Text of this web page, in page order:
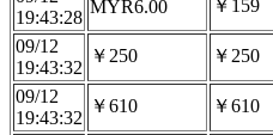
19:43:28
MYR6.00 ￥159
09/12
19:43:32
￥250 ￥250
09/12
19:43:32
￥610 ￥610